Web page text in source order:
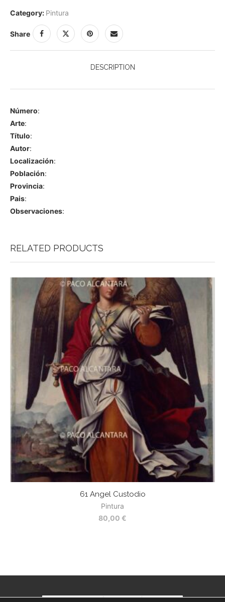
Category: Pintura
Share
DESCRIPTION
Número:
Arte:
Título:
Autor:
Localización:
Población:
Provincia:
Pais:
Observaciones:
RELATED PRODUCTS
61 Angel Custodio
Pintura
80,00 €